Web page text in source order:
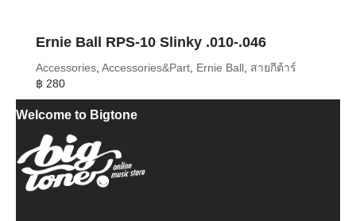
Ernie Ball RPS-10 Slinky .010-.046
Accessories, Accessories&Part, Ernie Ball, สายกีต้าร์
฿ 280
Welcome to Bigtone